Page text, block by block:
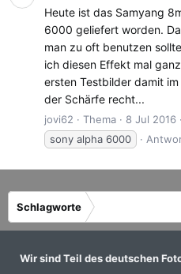
Heute ist das Samyang
6000 geliefert worden.
man zu oft benutzen
ich diesen Effekt mal
ersten Testbilder damit
der Schärfe recht...
jovi62 Thema 8 Jul 2016
sony alpha 6000
Schlagworte
Wir sind Teil des deutschen